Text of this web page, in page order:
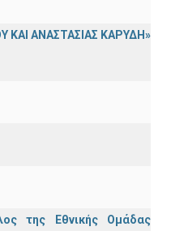
ΑΝΑΣΤΑΣΙΑΣ ΚΑΡΥΔΗ»
της Εθνικής Ομάδας